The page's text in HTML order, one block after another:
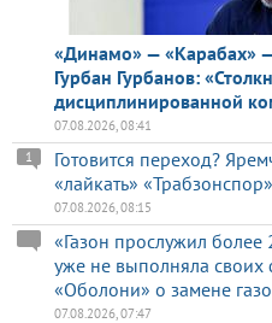
«Динамо» — «Карабах»
Гурбан Гурбанов:
дисциплинированной
07.08.2026, 08:41
Готовится переход?
«лайкать» «Трабзонспор»
1
07.08.2026, 08:15
«Газон прослужил более
уже не выполняла
«Оболони» о замене
07.08.2026, 07:47